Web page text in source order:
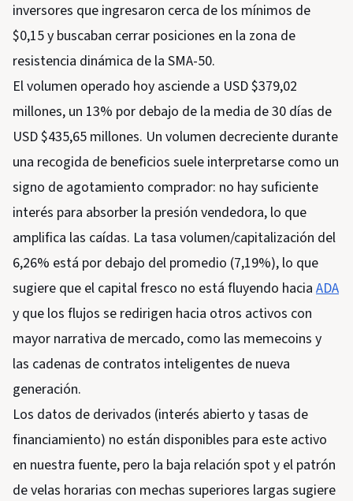
inversores que ingresaron cerca de los mínimos de
$0,15 y buscaban cerrar posiciones en la zona de
resistencia dinámica de la SMA-50.
El volumen operado hoy asciende a USD $379,02
millones, un 13% por debajo de la media de 30 días de
USD $435,65 millones. Un volumen decreciente durante
una recogida de beneficios suele interpretarse como un
signo de agotamiento comprador: no hay suficiente
interés para absorber la presión vendedora, lo que
amplifica las caídas. La tasa volumen/capitalización del
6,26% está por debajo del promedio (7,19%), lo que
sugiere que el capital fresco no está fluyendo hacia ADA
y que los flujos se redirigen hacia otros activos con
mayor narrativa de mercado, como las memecoins y
las cadenas de contratos inteligentes de nueva
generación.
Los datos de derivados (interés abierto y tasas de
financiamiento) no están disponibles para este activo
en nuestra fuente, pero la baja relación spot y el patrón
de velas horarias con mechas superiores largas sugiere